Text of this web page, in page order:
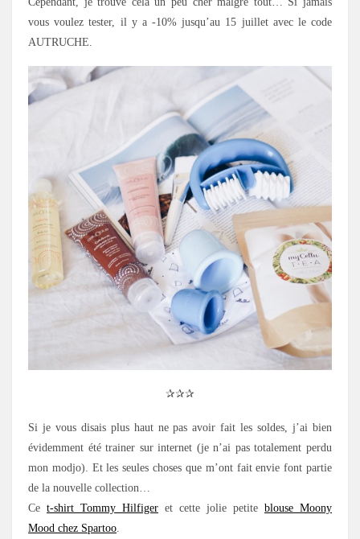
vous voulez tester, il y a -10% jusqu’au 15 juillet avec le code
AUTRUCHE.
✰✰✰
Si je vous disais plus haut ne pas avoir fait les soldes, j’ai bien
évidemment été trainer sur internet (je n’ai pas totalement perdu
mon modjo). Et les seules choses que m’ont fait envie font partie
de la nouvelle collection…
Ce t-shirt Tommy Hilfiger et cette jolie petite blouse Moony
Mood chez Spartoo